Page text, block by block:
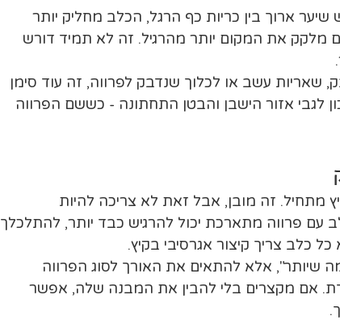
ארוך בין כריות כף הרגל, הכלב מחליק יותר
מלקק את המקום יותר מהרגיל. זה לא תמיד דורש
שאריות עשב או לכלוך שנדבק לפרווה, זה עוד סימן
לגבי אזור הישבן והבטן התחתונה - כששם הפרווה
מתחיל. זה מובן, אבל זאת לא צריכה להיות
עם פרווה מתארכת יכול להרגיש כבד יותר, להתלכלך
כל כלב צריך קיצור אגרסיבי בקיץ.
שיותר", אלא להתאים את האורך לסוג הפרווה
אם מקצרים בלי להבין את המבנה שלה, אפשר